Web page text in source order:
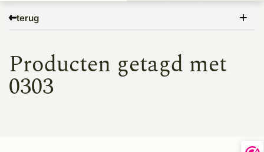
terug
Producten getagd met
0303